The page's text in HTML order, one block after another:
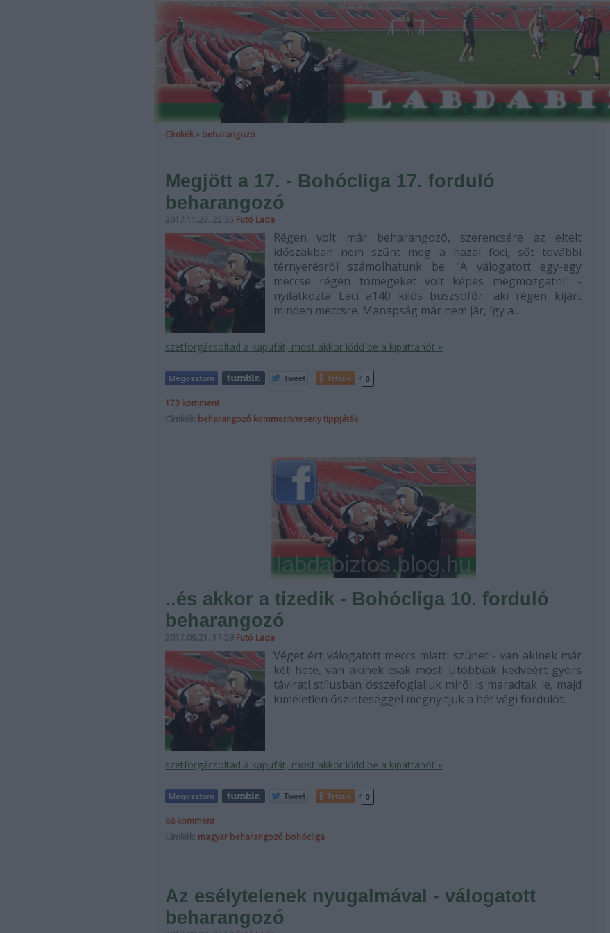
Címkék» beharangozó
Megjött a 17. - Bohócliga 17. forduló
beharangozó
2017.11.23. 22:35 Futó Lada
Régen volt már beharangozó, szerencsére az eltelt
időszakban nem szűnt meg a hazai foci, sőt további
térnyerésről számolhatunk be. "A válogatott egy-egy
meccse régen tömegeket volt képes megmozgatni" -
nyilatkozta Laci a140 kilós buszsofőr, aki régen kijárt
minden meccsre. Manapság már nem jár, így a…
szétforgácsoltad a kapufát, most akkor lődd be a kipattanót »
Tetszik 0
173 komment
Címkék: beharangozó kommentversenytippjáték
..és akkor a tizedik - Bohócliga 10. forduló
beharangozó
2017.09.21. 17:59 Futó Lada
Véget ért válogatott meccs miatti szünet - van akinek már
két hete, van akinek csak most. Utóbbiak kedvéért gyors
távirati stílusban összefoglaljuk miről is maradtak le, majd
kíméletlen őszinteséggel megnyitjuk a hét végi fordulót.
szétforgácsoltad a kapufát, most akkor lődd be a kipattanót »
Tetszik 0
88 komment
Címkék: magyar beharangozó bohócliga
Az esélytelenek nyugalmával - válogatott
beharangozó